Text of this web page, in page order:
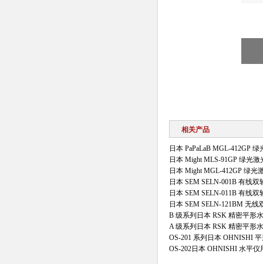
相关产品
日本 PaPaLaB MGL‑412GP
日本 Might MLS‑91GP 绿光激
日本 Might MGL‑412GP 绿光
日本 SEM SELN-001B 有线双
日本 SEM SELN-011B 有线双
日本 SEM SELN-121BM 无线
B 级系列日本 RSK 精密平形
A 级系列日本 RSK 精密平形
OS-201 系列日本 OHNISHI
OS-202日本 OHNISHI 水平仪